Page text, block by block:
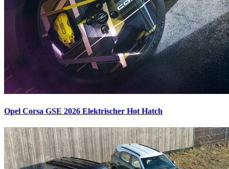
Opel Corsa GSE 2026 Elektrischer Hot Hatch